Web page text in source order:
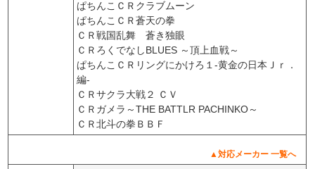
ぱちんこＣＲクラブムーン
ぱちんこＣＲ蒼天の拳
ＣＲ戦国乱舞 蒼き独眼
ＣＲろくでなしBLUES ～頂上血戦～
ぱちんこＣＲリングにかけろ１‐黄金の日本Ｊｒ．
編‐
ＣＲサクラ大戦２ ＣＶ
ＣＲガメラ～THE BATTLR PACHINKO～
ＣＲ北斗の拳ＢＢＦ
▲対応メーカー 一覧へ